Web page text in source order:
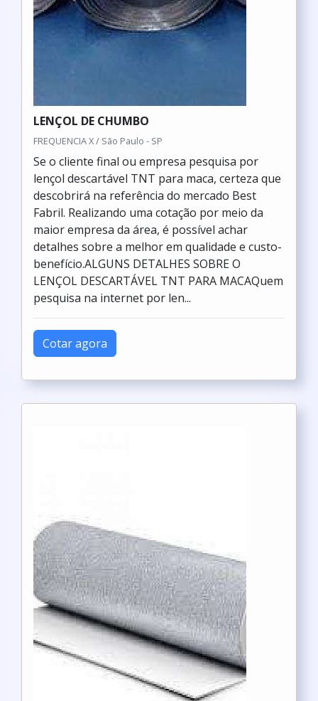
LENÇOL DE CHUMBO
FREQUENCIA X / São Paulo - SP
Se o cliente final ou empresa pesquisa por
lençol descartável TNT para maca, certeza que
descobrirá na referência do mercado Best
Fabril. Realizando uma cotação por meio da
maior empresa da área, é possível achar
detalhes sobre a melhor em qualidade e custo-
benefício.ALGUNS DETALHES SOBRE O
LENÇOL DESCARTÁVEL TNT PARA MACAQuem
pesquisa na internet por len...
Cotar agora